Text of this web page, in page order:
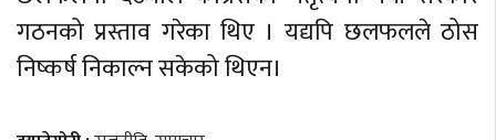
गठनको प्रस्ताव गरेका थिए । यद्यपि छलफलले ठोस
निष्कर्ष निकाल्न सकेको थिएन।